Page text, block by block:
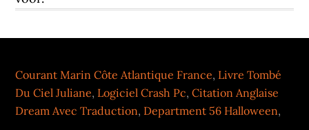
Courant Marin Côte Atlantique France, Livre Tombé
Du Ciel Juliane, Logiciel Crash Pc,Citation Anglaise
Dream Avec Traduction, Department 56 Halloween,